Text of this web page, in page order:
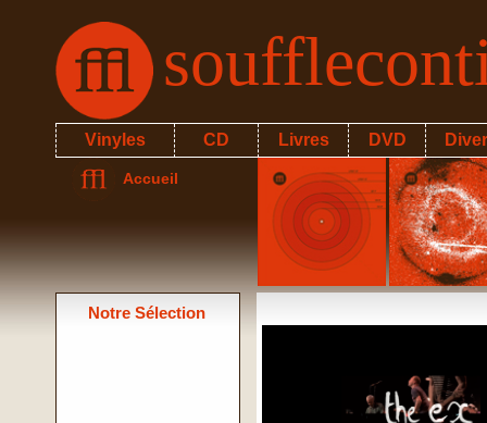
Vinyles CD Livres DVD
Accueil
Notre Sélection